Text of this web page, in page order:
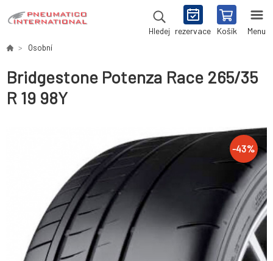
Hledej rezervace Košík Menu
Osobní
Bridgestone Potenza Race 265/35
R 19 98Y
-43%